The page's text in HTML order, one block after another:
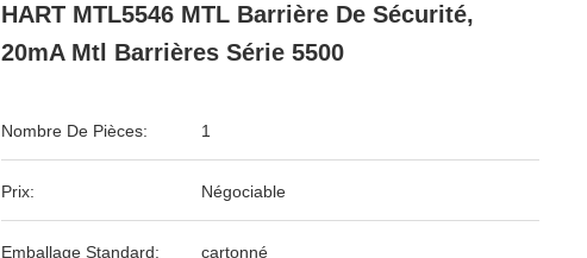
HART MTL5546 MTL Barrière De Sécurité,
20mA Mtl Barrières Série 5500
Nombre De Pièces: 1
Prix: Négociable
Emballage Standard: cartonné